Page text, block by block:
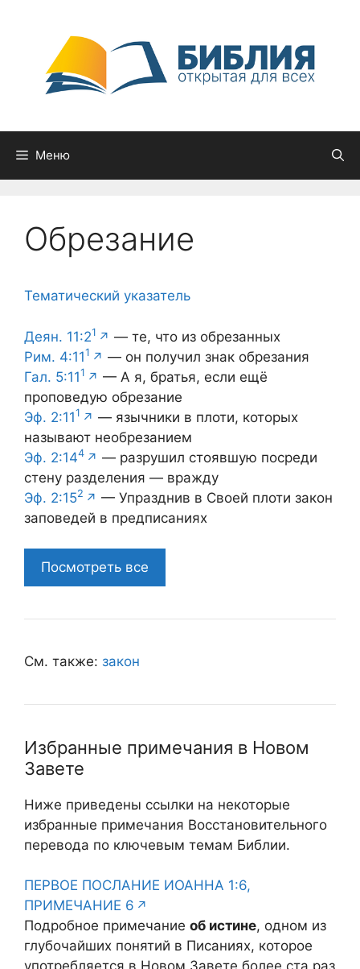
содержимому
Меню
Обрезание
Тематический указатель
Деян. 11:21
— те, что из обрезанных
Рим. 4:111
— он получил знак обрезания
Гал. 5:111
— А я, братья, если ещё
проповедую обрезание
Эф. 2:111
— язычники в плоти, которых
называют необрезанием
Эф. 2:144
— разрушил стоявшую посреди
стену разделения — вражду
Эф. 2:152
— Упразднив в Своей плоти закон
заповедей в предписаниях
Посмотреть все
См. также: закон
Избранные примечания в Новом
Завете
Ниже приведены ссылки на некоторые
избранные примечания Восстановительного
перевода по ключевым темам Библии.
ПЕРВОЕ ПОСЛАНИЕ ИОАННА 1:6,
ПРИМЕЧАНИЕ 6
Подробное примечание об истине, одном из
глубочайших понятий в Писаниях, которое